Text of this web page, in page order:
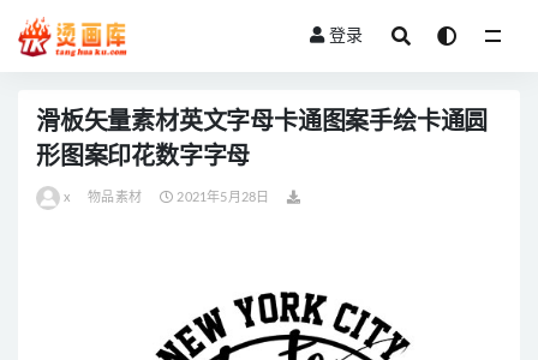
登录
滑板矢量素材英文字母卡通图案手绘卡通圆
形图案印花数字字母
x 物品素材 2021年5月28日